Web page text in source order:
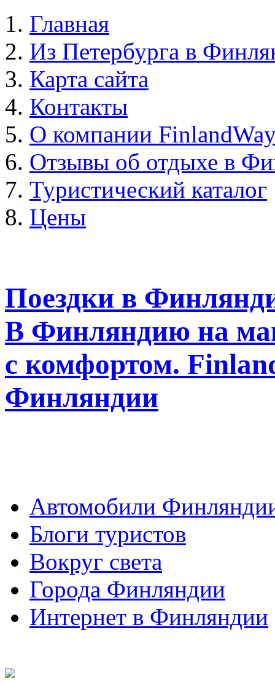
Главная
Из Петербурга в
Карта сайта
Контакты
О компании
Отзывы об отдыхе в
Туристический каталог
Цены
Поездки в
В Финляндию на
с комфортом.
Финляндии
Автомобили
Блоги туристов
Вокруг света
Города Финляндии
Интернет в Финляндии